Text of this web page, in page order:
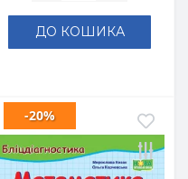
ДО КОШИКА
-20%